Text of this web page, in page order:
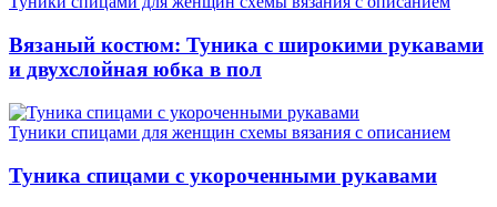
Вязаный костюм: Туника с широкими рукавами
и двухслойная юбка в пол
Туники спицами для женщин схемы вязания с описанием
Туника спицами с укороченными рукавами